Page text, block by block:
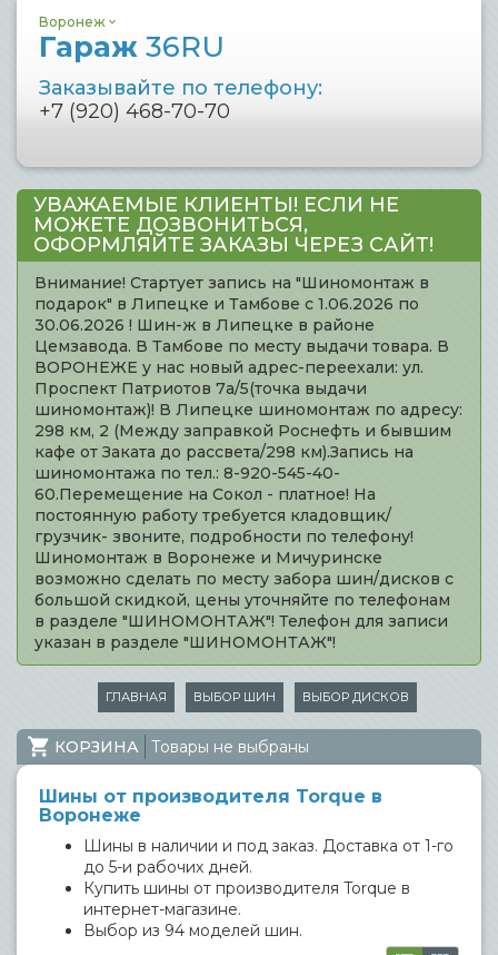
Воронеж
Гараж 36RU
Заказывайте по телефону:
+7 (920) 468-70-70
УВАЖАЕМЫЕ КЛИЕНТЫ! ЕСЛИ НЕ
МОЖЕТЕ ДОЗВОНИТЬСЯ,
ОФОРМЛЯЙТЕ ЗАКАЗЫ ЧЕРЕЗ САЙТ!
Внимание! Стартует запись на "Шиномонтаж в
подарок" в Липецке и Тамбове с 1.06.2026 по
30.06.2026 ! Шин-ж в Липецке в районе
Цемзавода. В Тамбове по месту выдачи товара. В
ВОРОНЕЖЕ у нас новый адрес-переехали: ул.
Проспект Патриотов 7а/5(точка выдачи
шиномонтаж)! В Липецке шиномонтаж по адресу:
298 км, 2 (Между заправкой Роснефть и бывшим
кафе от Заката до рассвета/298 км).Запись на
шиномонтажа по тел.: 8-920-545-40-
60.Перемещение на Сокол - платное! На
постоянную работу требуется кладовщик/
грузчик- звоните, подробности по телефону!
Шиномонтаж в Воронеже и Мичуринске
возможно сделать по месту забора шин/дисков с
большой скидкой, цены уточняйте по телефонам
в разделе "ШИНОМОНТАЖ"! Телефон для записи
указан в разделе "ШИНОМОНТАЖ"!
ГЛАВНАЯ ВЫБОР ШИН ВЫБОР ДИСКОВ
КОРЗИНА Товары не выбраны
Шины от производителя Torque в
Воронеже
Шины в наличии и под заказ. Доставка от 1-го
до 5-и рабочих дней.
Купить шины от производителя Torque в
интернет-магазине.
Выбор из 94 моделей шин.